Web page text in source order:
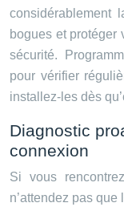
considérablement
bogues et protéger
sécurité.
pour vérifier
installez-les dès
Diagnostic
connexion
Si vous
n’attendez pas